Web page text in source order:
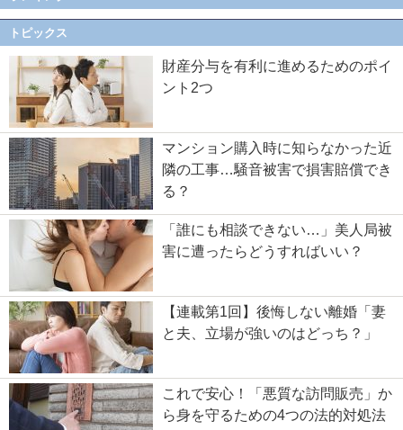
トピックス
財産分与を有利に進めるためのポイ
ント2つ
マンション購入時に知らなかった近
隣の工事…騒音被害で損害賠償でき
る？
「誰にも相談できない…」美人局被
害に遭ったらどうすればいい？
【連載第1回】後悔しない離婚「妻
と夫、立場が強いのはどっち？」
これで安心！「悪質な訪問販売」か
ら身を守るための4つの法的対処法